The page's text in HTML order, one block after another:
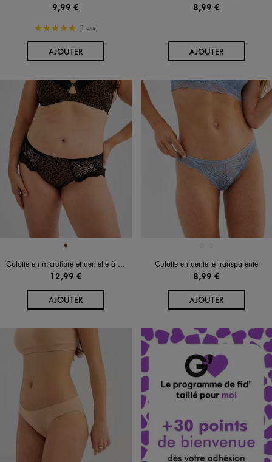
9,99 €
5/5 de moyenne
(1 avis)
AJOUTERAU PANIER
8,99 €
AJOUTERAU PANIER
Disponible en 1 coloris
MARRON
Culotte en microfibre et dentelle à motif léopard
12,99 €
AJOUTERAU PANIER
Culotte en dentelle transparente
8,99 €
AJOUTERAU PANIER